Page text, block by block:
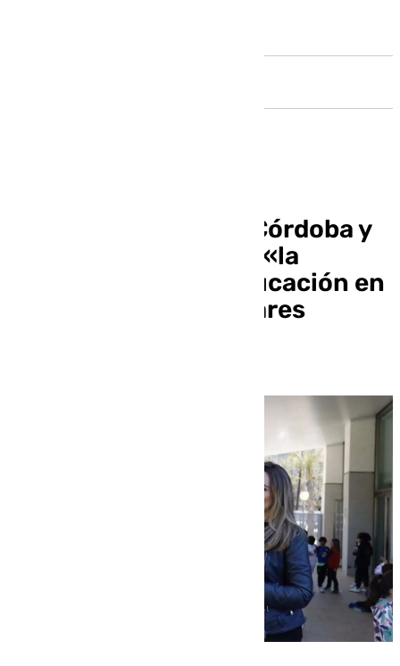
El Ayuntamiento de Córdoba y
la Junta ahondan en «la
importancia de la educación en
valores» entre escolares